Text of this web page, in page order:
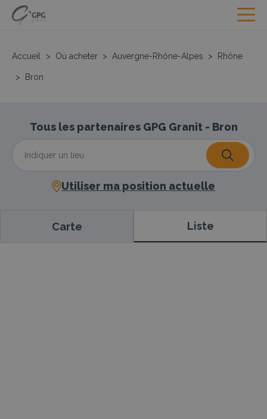
Accueil > Où acheter > Auvergne-Rhône-Alpes > Rhône
> Bron
Tous les partenaires GPG Granit - Bron
Utiliser ma position actuelle
Carte Liste